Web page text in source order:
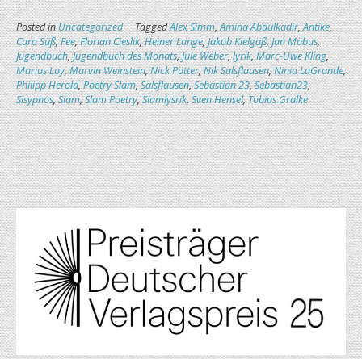
Posted inUncategorized TaggedAlex Simm,Amina Abdulkadir,Antike,
Caro Süß,Fee,Florian Cieslik,Heiner Lange,Jakob Kielgaß,Jan Möbus,
Jugendbuch,Jugendbuch des Monats,Jule Weber,lyrik,Marc-Uwe Kling,
Marius Loy,Marvin Weinstein,Nick Pötter,Nik Salsflausen,Ninia LaGrande,
Philipp Herold,Poetry Slam,Salsflausen,Sebastian 23,Sebastian23,
Sisyphos,Slam,Slam Poetry,Slamlysrik,Sven Hensel,Tobias Gralke